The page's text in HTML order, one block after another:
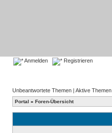
Anmelden Registrieren
Unbeantwortete Themen | Aktive Themen
Portal » Foren-Übersicht